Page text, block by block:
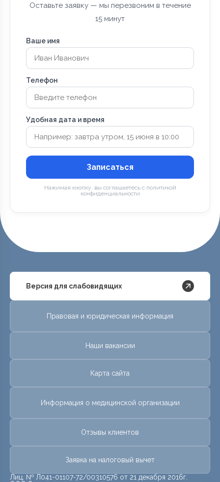
Оставьте заявку — мы перезвоним в течение
15 минут
Ваше имя
Телефон
Удобная дата и время
Записаться
Нажимая кнопку, вы соглашаетесь с политикой
конфиденциальности
Версия для слабовидящих
Правовая и юридическая информация
Наши вакансии
Карта сайта
Информация о медицинской организации
Отзывы клиентов
Заявка на налоговый вычет
Лиц. № Л041-01107-72/00310576 от 21 декабря 2016г.